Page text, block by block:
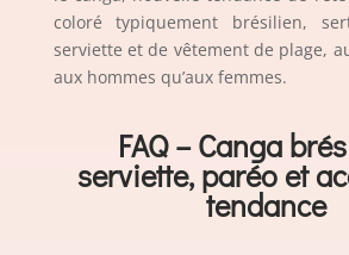
coloré typiquement brésilien,
serviette et de vêtement de plage,
aux hommes qu’aux femmes.
FAQ – Canga
serviette, paréo et
tendance